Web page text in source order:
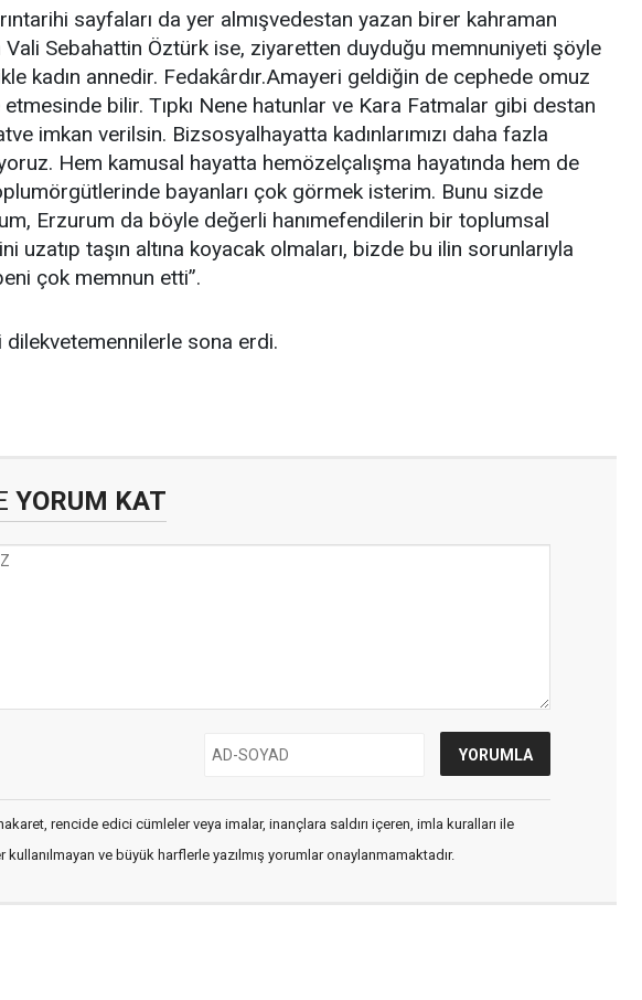
sayfaları da yer almışvedestan yazan birer kahraman
Sebahattin Öztürk ise, ziyaretten duyduğu memnuniyeti şöyle
kadın annedir. Fedakârdır.Amayeri geldiğin de cephede omuz
bilir. Tıpkı Nene hatunlar ve Kara Fatmalar gibi destan
imkan verilsin. Bizsosyalhayatta kadınlarımızı daha fazla
Hem kamusal hayatta hemözelçalışma hayatında hem de
bayanları çok görmek isterim. Bunu sizde
Erzurum da böyle değerli hanımefendilerin bir toplumsal
uzatıp taşın altına koyacak olmaları, bizde bu ilin sorunlarıyla
çok memnun etti”.
dilekvetemennilerle sona erdi.
YORUM KAT
rencide edici cümleler veya imalar, inançlara saldırı içeren, imla kuralları ile
kullanılmayan ve büyük harflerle yazılmış yorumlar onaylanmamaktadır.